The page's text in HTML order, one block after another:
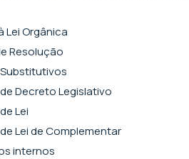
Lei Orgânica
Resolução
Decreto Legislativo
Lei
Lei de Complementar
internos